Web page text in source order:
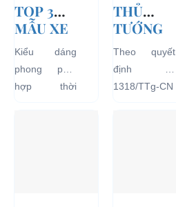
TOP 3
MẪU XE
Ô TÔ
ĐIỆN
THỊNH
HÀNH VÀ
Kiểu dáng
phong phú,
hợp thời
THỦ
TƯỚNG
CHÍNH
PHỦ
ĐỒNG Ý
Theo quyết
định số
1318/TTg-CN